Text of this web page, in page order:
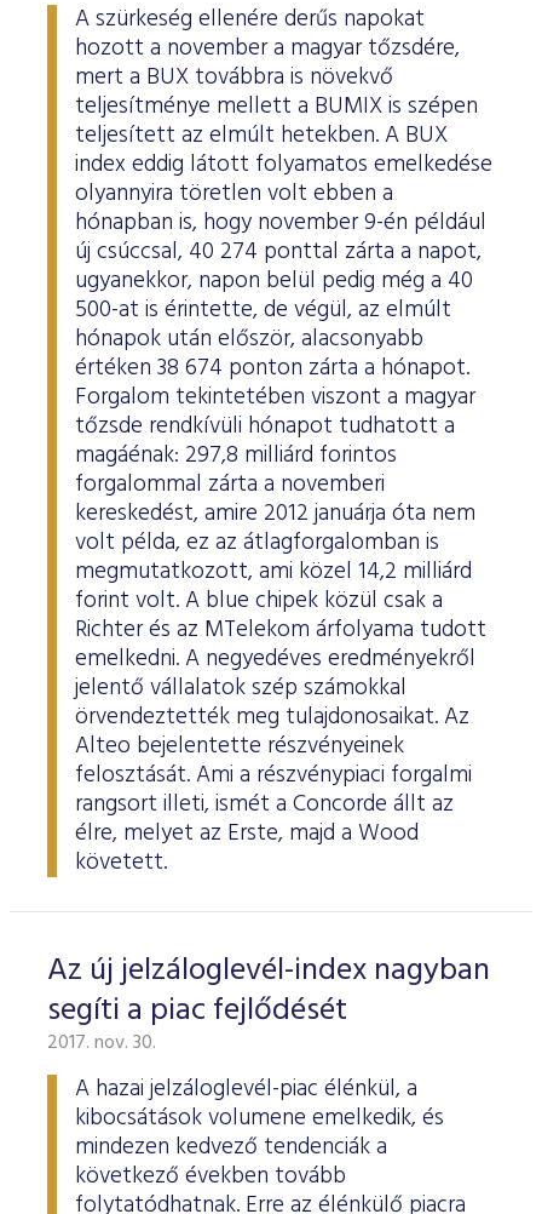
A szürkeség ellenére derűs napokat
hozott a november a magyar tőzsdére,
mert a BUX továbbra is növekvő
teljesítménye mellett a BUMIX is szépen
teljesített az elmúlt hetekben. A BUX
index eddig látott folyamatos emelkedése
olyannyira töretlen volt ebben a
hónapban is, hogy november 9-én például
új csúccsal, 40 274 ponttal zárta a napot,
ugyanekkor, napon belül pedig még a 40
500-at is érintette, de végül, az elmúlt
hónapok után először, alacsonyabb
értéken 38 674 ponton zárta a hónapot.
Forgalom tekintetében viszont a magyar
tőzsde rendkívüli hónapot tudhatott a
magáénak: 297,8 milliárd forintos
forgalommal zárta a novemberi
kereskedést, amire 2012 januárja óta nem
volt példa, ez az átlagforgalomban is
megmutatkozott, ami közel 14,2 milliárd
forint volt. A blue chipek közül csak a
Richter és az MTelekom árfolyama tudott
emelkedni. A negyedéves eredményekről
jelentő vállalatok szép számokkal
örvendeztették meg tulajdonosaikat. Az
Alteo bejelentette részvényeinek
felosztását. Ami a részvénypiaci forgalmi
rangsort illeti, ismét a Concorde állt az
élre, melyet az Erste, majd a Wood
követett.
Az új jelzáloglevél-index nagyban
segíti a piac fejlődését
2017. nov. 30.
A hazai jelzáloglevél-piac élénkül, a
kibocsátások volumene emelkedik, és
mindezen kedvező tendenciák a
következő években tovább
folytatódhatnak. Erre az élénkülő piacra